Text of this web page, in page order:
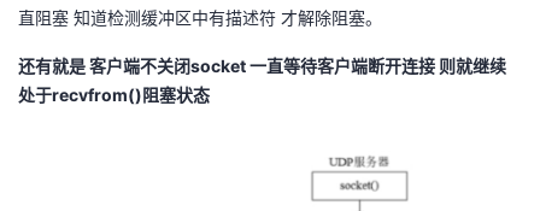
藏
直阻塞 知道检测缓冲区中有描述符 才解除阻塞。
还有就是 客户端不关闭socket 一直等待客户端断开连接 则就继续
处于recvfrom()阻塞状态